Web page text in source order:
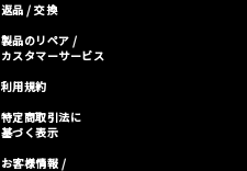
返品 / 交換
製品のリペア /
カスタマーサービス
利用規約
特定商取引法に
基づく表示
お客様情報 /